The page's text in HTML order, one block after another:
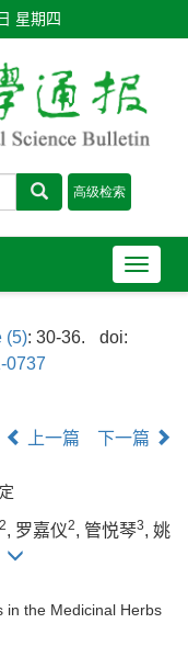
星期四
导
航
(5): 30-36.
doi:
0737
上一篇 下一篇
2, 罗嘉仪2, 管悦琴3, 姚
in the Medicinal Herbs